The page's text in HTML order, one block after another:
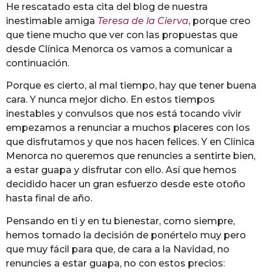
He rescatado esta cita del blog de nuestra
inestimable amiga Teresa de la Cierva, porque creo
que tiene mucho que ver con las propuestas que
desde Clínica Menorca os vamos a comunicar a
continuación.
Porque es cierto, al mal tiempo, hay que tener buena
cara. Y nunca mejor dicho. En estos tiempos
inestables y convulsos que nos está tocando vivir
empezamos a renunciar a muchos placeres con los
que disfrutamos y que nos hacen felices. Y en Clínica
Menorca no queremos que renuncies a sentirte bien,
a estar guapa y disfrutar con ello. Así que hemos
decidido hacer un gran esfuerzo desde este otoño
hasta final de año.
Pensando en ti y en tu bienestar, como siempre,
hemos tomado la decisión de ponértelo muy pero
que muy fácil para que, de cara a la Navidad, no
renuncies a estar guapa, no con estos precios: